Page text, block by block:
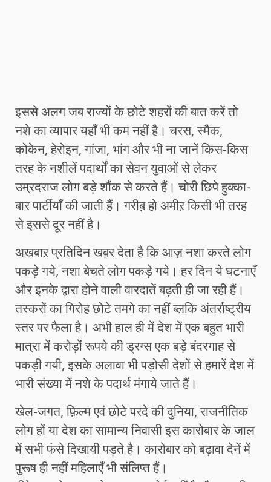
इससे अलग जब राज्यों के छोटे शहरों की बात करें तो
नशे का व्यापार यहाँ भी कम नहीं है। चरस, स्मैक,
कोकेन, हेरोइन, गांजा, भांग और भी ना जानें किस-किस
तरह के नशीलें पदार्थों का सेवन युवाओं से लेकर
उम्रदराज लोग बड़े शौंक से करते हैं। चोरी छिपे हुक्का-
बार पार्टीयाँ की जाती हैं। गरीब़ हो अमीऱ किसी भी तरह
से इससे दूर नहीं है।
अखबाऱ प्रतिदिन खब़र देता है कि आज़ नशा करते लोग
पकड़े गये, नशा बेचते लोग पकड़े गये। हर दिन ये घटनाएँ
और इनके द्वारा होने वाली वारदातें बढ़ती ही जा रही हैं।
तस्करों का गिरोह छोटे तमगे का नहीं ब्लकि अंतर्राष्ट्रीय
स्तर पर फैला है। अभी हाल ही में देश में एक बहुत भारी
मात्रा में करोड़ों रूपये की ड्रग्स एक बड़े बंदरगाह से
पकड़ी गयी, इसके अलावा भी पड़ोसी देशों से हमारें देश में
भारी संख्या में नशे के पदार्थ मंगाये जाते हैं।
खेल-जगत, फ़िल्म एवं छोटे परदे की दुनिया, राजनीतिक
लोग हों या देश का सामान्य निवासी इस कारोबार के जाल
में सभी फंसे दिखायी पड़ते है। कारोबार को बढ़ावा देनें में
पुरूष ही नहीं महिलाएँ भी संलिप्त हैं।